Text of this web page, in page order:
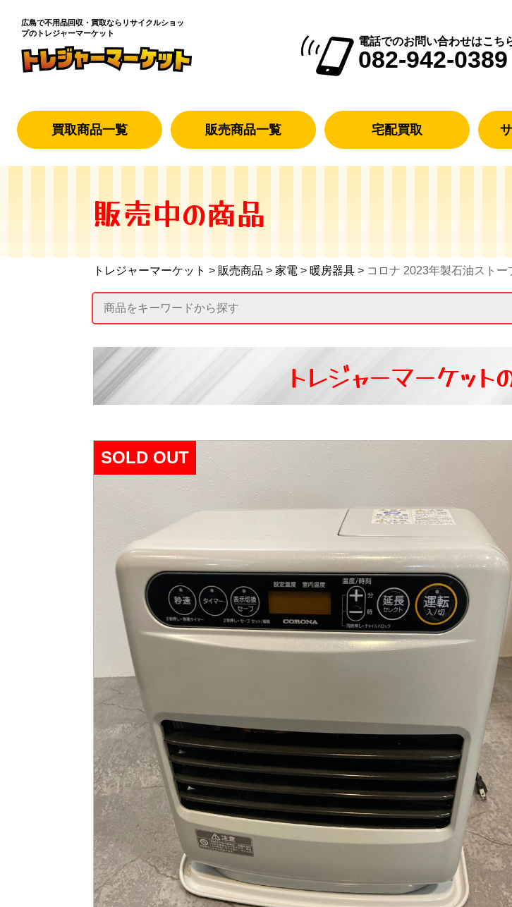
広島で不用品回収・買取なら リサイクルショッ
プのトレジャーマーケット
電話でのお問い合わせはこち
082-942-0389
買取商品一覧 販売商品一覧 宅配買取
販売中の商品
トレジャーマーケット > 販売商品 > 家電 > 暖房器具 > コロナ 2023年製石油ストー
トレジャーマーケット
SOLD OUT